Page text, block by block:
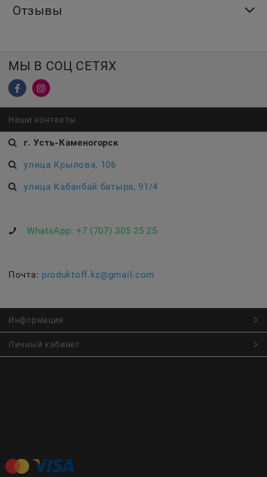
Отзывы
МЫ В СОЦ СЕТЯХ
Наши контакты
г. Усть-Каменогорск
улица Крылова, 106
улица Кабанбай батыра, 91/4
WhatsApp: +7 (707) 305 25 25
Почта: produktoff.kz@gmail.com
Информация
Личный кабинет